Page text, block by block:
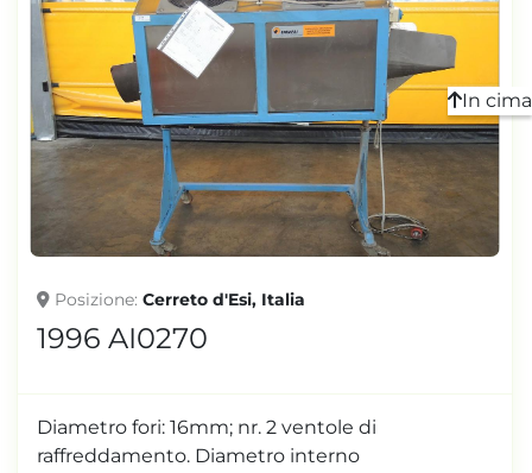
Posizione Cerreto d'Esi, Italia
1996 AI0270
Diametro fori: 16mm; nr. 2 ventole di
raffreddamento. Diametro interno
In cima